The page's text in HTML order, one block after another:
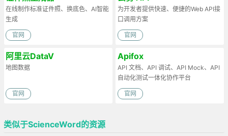
在线制作标准证件照、换底色、AI智能
生成
官网
为开发者提供快速、便捷的Web API接
口调用方案
官网
阿里云DataV
地图数据
官网
Apifox
API 文档、API 调试、API Mock、API
自动化测试一体化协作平台
官网
类似于ScienceWord的资源